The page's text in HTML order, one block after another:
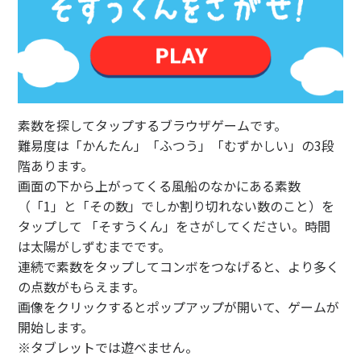
素数を探してタップするブラウザゲームです。
難易度は「かんたん」「ふつう」「むずかしい」の3段
階あります。
画面の下から上がってくる風船のなかにある素数
（「1」と「その数」でしか割り切れない数のこと）を
タップして 「そすうくん」をさがしてください。時間
は太陽がしずむまでです。
連続で素数をタップしてコンボをつなげると、より多く
の点数がもらえます。
画像をクリックするとポップアップが開いて、ゲームが
開始します。
※タブレットでは遊べません。